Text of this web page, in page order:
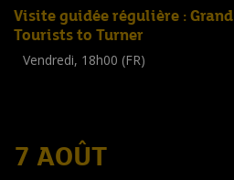
Visite guidée régulière : Grand
Tourists to Turner
Vendredi, 18h00 (FR)
7 AOÛT